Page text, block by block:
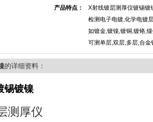
产品特点：
X射线镀层测厚仪镀锡镀
检测电子电镀,化学电镀
如镀金,镀镍,镀铜,镀铬,
可测单层,双层,多层,合金
的详细资料：
锡镀镍
测厚仪